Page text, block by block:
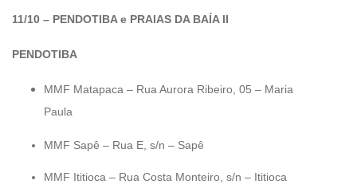
11/10 – PENDOTIBA e PRAIAS DA BAÍA II
PENDOTIBA
MMF Matapaca – Rua Aurora Ribeiro, 05 – Maria
Paula
MMF Sapê – Rua E, s/n – Sapê
MMF Ititioca – Rua Costa Monteiro, s/n – Ititioca